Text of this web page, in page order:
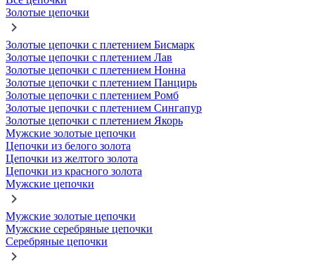
Золотые цепочки
Золотые цепочки с плетением Бисмарк
Золотые цепочки с плетением Лав
Золотые цепочки с плетением Нонна
Золотые цепочки с плетением Панцирь
Золотые цепочки с плетением Ромб
Золотые цепочки с плетением Сингапур
Золотые цепочки с плетением Якорь
Мужские золотые цепочки
Цепочки из белого золота
Цепочки из желтого золота
Цепочки из красного золота
Мужские цепочки
Мужские золотые цепочки
Мужские серебряные цепочки
Серебряные цепочки